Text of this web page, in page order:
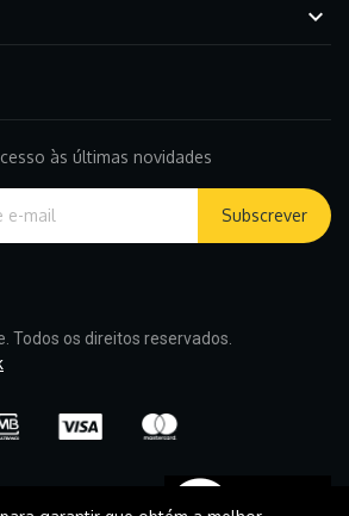

às últimas novidades
Subscrever
Todos os direitos reservados.